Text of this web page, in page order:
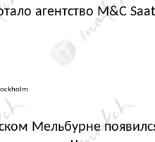
агентство M&C
Мельбурне